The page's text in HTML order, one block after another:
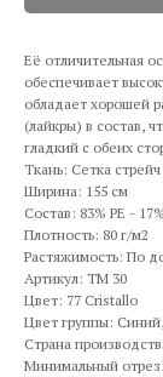
Её отличительная
обеспечивает
обладает хорошей
(лайкры) в состав,
гладкий с обеих
Ткань: Сетка стрейч
Ширина: 155 см
Состав: 83% PE -
Плотность: 80 г/м2
Растяжимость: По
Артикул: TM 30
Цвет: 77 Cristallo
Цвет группы:
Страна
Минимальный